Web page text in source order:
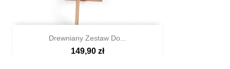
Szybki podgląd
Drewniany Zestaw Do...
149,90 zł